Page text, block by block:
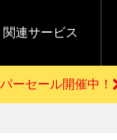
関連サービス
ーセール開催中！